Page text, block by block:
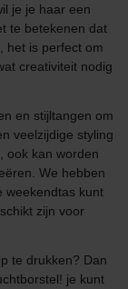
je je haar een
te betekenen dat
het is perfect om
creativiteit nodig
en stijltangen om
veelzijdige styling
ook kan worden
We hebben
weekendtas kunt
zijn voor
te drukken? Dan
je kunt